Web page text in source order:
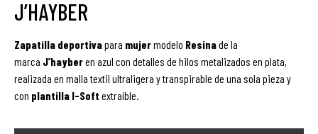
J’HAYBER
Zapatilla deportivapara mujermodelo Resinade la
marca J’hayberen azul con detalles de hilos metalizados en plata,
realizada en malla textil ultraligera y transpirable de una sola pieza y
con plantilla I-Soft extraíble.